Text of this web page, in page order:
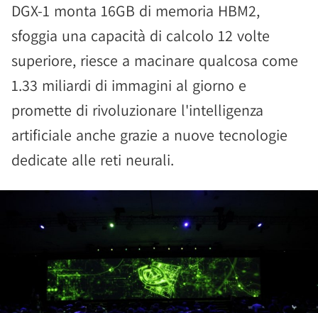
DGX-1 monta 16GB di memoria HBM2,
sfoggia una capacità di calcolo 12 volte
superiore, riesce a macinare qualcosa come
1.33 miliardi di immagini al giorno e
promette di rivoluzionare l'intelligenza
artificiale anche grazie a nuove tecnologie
dedicate alle reti neurali.